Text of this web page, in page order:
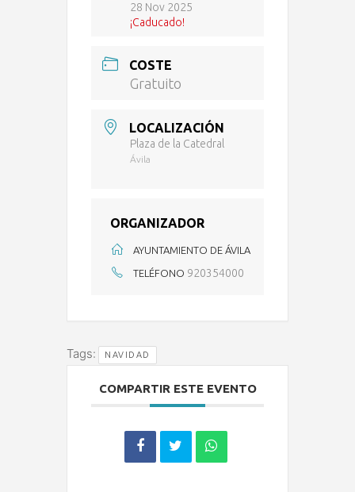
28 Nov 2025
¡Caducado!
COSTE
Gratuito
LOCALIZACIÓN
Plaza de la Catedral
Ávila
ORGANIZADOR
AYUNTAMIENTO DE ÁVILA
TELÉFONO 920354000
Tags: NAVIDAD
COMPARTIR ESTE EVENTO